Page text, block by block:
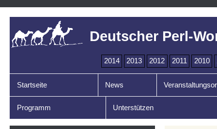
Deutscher Perl-
2014 2013 2012 2011 2010
Startseite News
Programm Unterstützen